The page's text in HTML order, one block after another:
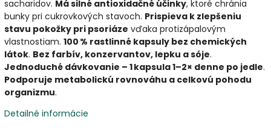
sacharidov. Má silné antioxidačné účinky, ktoré chránia
bunky pri cukrovkových stavoch. Prispieva k zlepšeniu
stavu pokožky pri psoriáze vďaka protizápalovým
vlastnostiam. 100 % rastlinné kapsuly bez chemických
látok. Bez farbív, konzervantov, lepku a sóje.
Jednoduché dávkovanie – 1 kapsula 1–2× denne po jedle.
Podporuje metabolickú rovnováhu a celkovú pohodu
organizmu.
Detailné informácie